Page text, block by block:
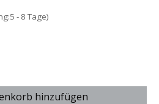
- 8 Tage)
hinzufügen